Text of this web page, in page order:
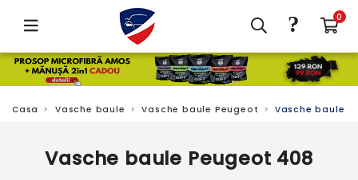
0
?
Casa Vasche baule Vasche baule Peugeot Vasche baule
Vasche baule Peugeot 408